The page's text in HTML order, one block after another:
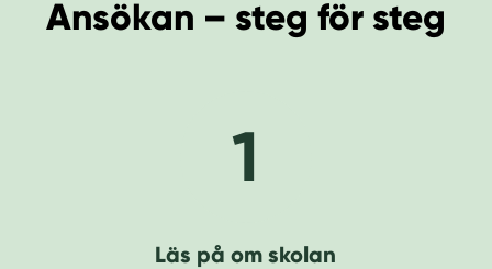
Ansökan – steg för steg
1
Läs på om skolan